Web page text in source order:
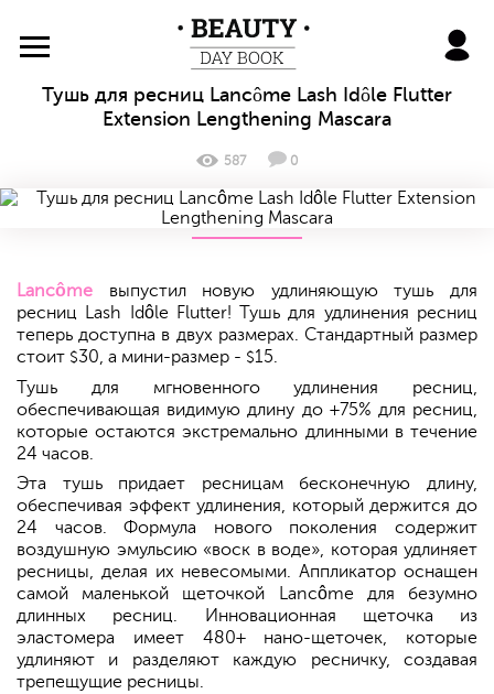
BeautyDayBook
Тушь для ресниц Lancôme Lash Idôle Flutter
Extension Lengthening Mascara
587 0
Lancôme выпустил новую удлиняющую тушь для
ресниц Lash Idôle Flutter! Тушь для удлинения ресниц
теперь доступна в двух размерах. Стандартный размер
стоит $30, а мини-размер - $15.
Тушь для мгновенного удлинения ресниц,
обеспечивающая видимую длину до +75% для ресниц,
которые остаются экстремально длинными в течение
24 часов.
Эта тушь придает ресницам бесконечную длину,
обеспечивая эффект удлинения, который держится до
24 часов. Формула нового поколения содержит
воздушную эмульсию «воск в воде», которая удлиняет
ресницы, делая их невесомыми. Аппликатор оснащен
самой маленькой щеточкой Lancôme для безумно
длинных ресниц. Инновационная щеточка из
эластомера имеет 480+ нано-щеточек, которые
удлиняют и разделяют каждую ресничку, создавая
трепещущие ресницы.